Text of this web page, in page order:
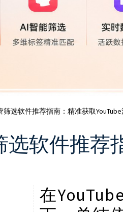
筛选软件推荐指南：精准获取
选软件推荐
在